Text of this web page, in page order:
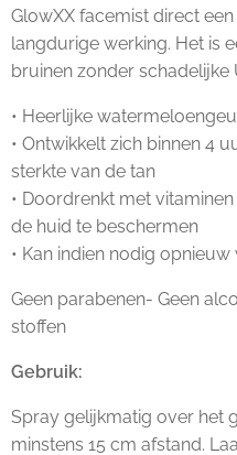
GlowXX facemist direct
langdurige werking. Het is
bruinen zonder schadelijke
• Heerlijke
• Ontwikkelt zich binnen 4
sterkte van de tan
• Doordrenkt met
de huid te beschermen
• Kan indien nodig
Geen parabenen- Geen
stoffen
Gebruik:
Spray gelijkmatig over het
minstens 15 cm afstand.